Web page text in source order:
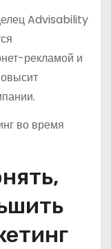
Advisability
рекламой и
во время